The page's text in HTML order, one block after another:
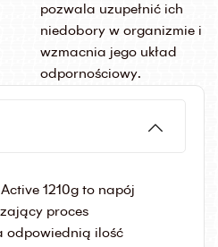
pozwala uzupełnić ich
niedobory w organizmie i
wzmacnia jego układ
odpornościowy.
1210g to napój
proces
odpowiednią ilość